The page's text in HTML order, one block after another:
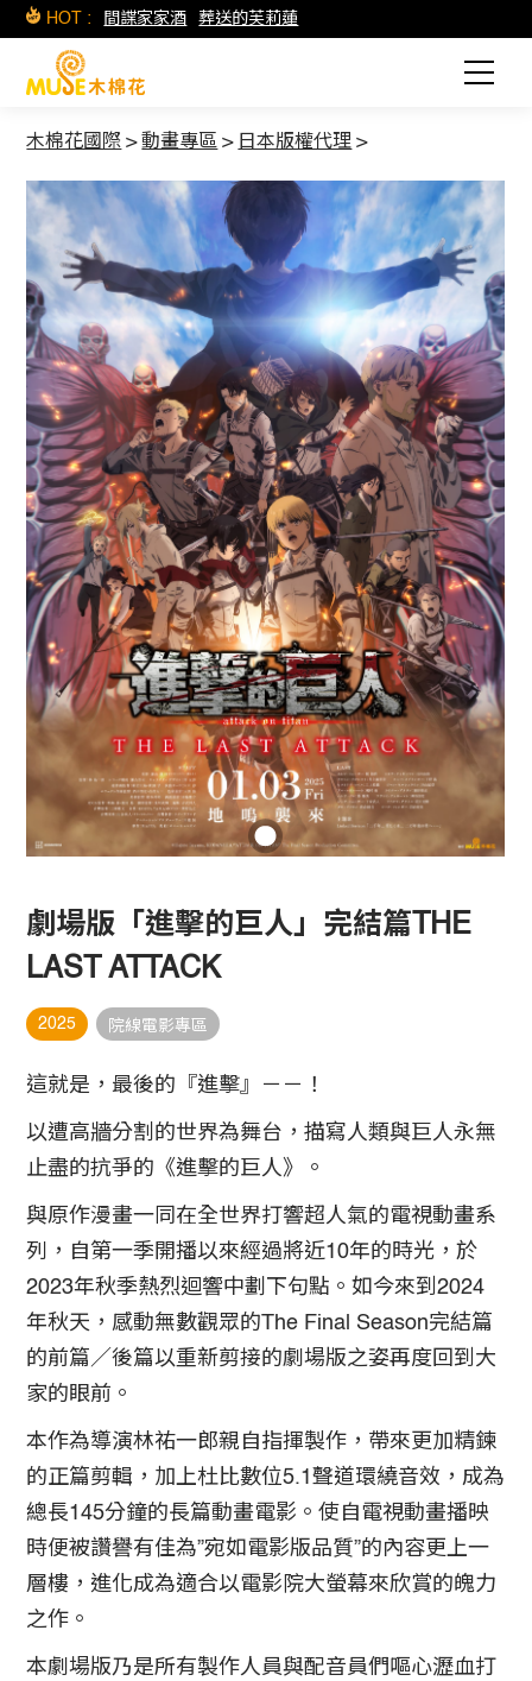
HOT : 間諜家家酒 葬送的芙莉蓮
木棉花國際 >動畫專區 > 日本版權代理 >
劇場版「進擊的巨人」完結篇THE
LAST ATTACK
2025 院線電影專區
這就是，最後的『進擊』－－！
以遭高牆分割的世界為舞台，描寫人類與巨人永無
止盡的抗爭的《進擊的巨人》。
與原作漫畫一同在全世界打響超人氣的電視動畫系
列，自第一季開播以來經過將近10年的時光，於
2023年秋季熱烈迴響中劃下句點。如今來到2024
年秋天，感動無數觀眾的The Final Season完結篇
的前篇／後篇以重新剪接的劇場版之姿再度回到大
家的眼前。
本作為導演林祐一郎親自指揮製作，帶來更加精鍊
的正篇剪輯，加上杜比數位5.1聲道環繞音效，成為
總長145分鐘的長篇動畫電影。使自電視動畫播映
時便被讚譽有佳為”宛如電影版品質”的內容更上一
層樓，進化成為適合以電影院大螢幕來欣賞的魄力
之作。
本劇場版乃是所有製作人員與配音員們嘔心瀝血打